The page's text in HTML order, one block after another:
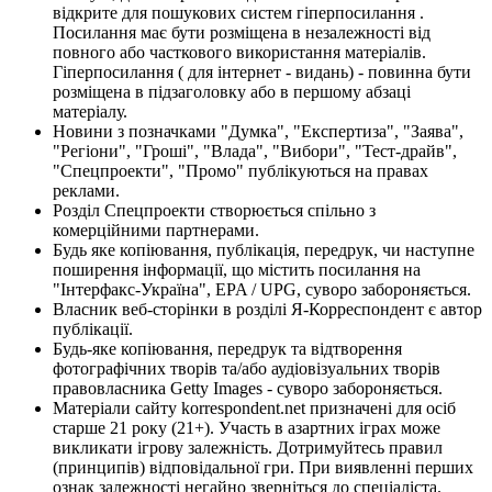
відкрите для пошукових систем гіперпосилання .
Посилання має бути розміщена в незалежності від
повного або часткового використання матеріалів.
Гіперпосилання ( для інтернет - видань) - повинна бути
розміщена в підзаголовку або в першому абзаці
матеріалу.
Новини з позначками "Думка", "Експертиза", "Заява",
"Регіони", "Гроші", "Влада", "Вибори", "Тест-драйв",
"Спецпроекти", "Промо" публікуються на правах
реклами.
Розділ Спецпроекти створюється спільно з
комерційними партнерами.
Будь яке копіювання, публікація, передрук, чи наступне
поширення інформації, що містить посилання на
"Інтерфакс-Україна", EPA / UPG, суворо забороняється.
Власник веб-сторінки в розділі Я-Корреспондент є автор
публікації.
Будь-яке копіювання, передрук та відтворення
фотографічних творів та/або аудіовізуальних творів
правовласника Getty Images - суворо забороняється.
Матеріали сайту korrespondent.net призначені для осіб
старше 21 року (21+). Участь в азартних іграх може
викликати ігрову залежність. Дотримуйтесь правил
(принципів) відповідальної гри. При виявленні перших
ознак залежності негайно зверніться до спеціаліста.